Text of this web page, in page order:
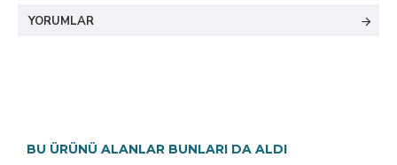
YORUMLAR
BU ÜRÜNÜ ALANLAR BUNLARI DA ALDI